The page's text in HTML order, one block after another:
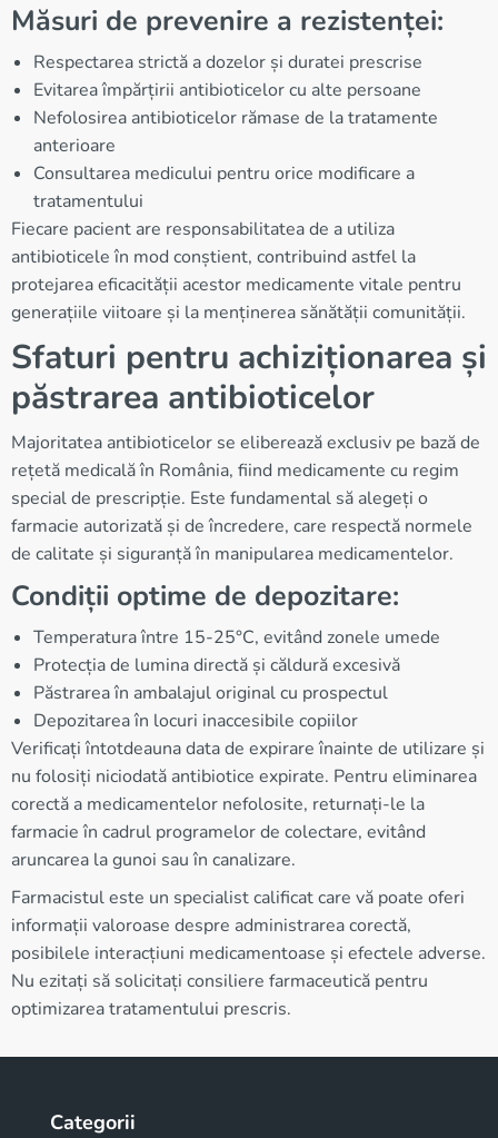
Măsuri de prevenire a rezistenței:
Respectarea strictă a dozelor și duratei prescrise
Evitarea împărțirii antibioticelor cu alte persoane
Nefolosirea antibioticelor rămase de la tratamente
anterioare
Consultarea medicului pentru orice modificare a
tratamentului
Fiecare pacient are responsabilitatea de a utiliza
antibioticele în mod conștient, contribuind astfel la
protejarea eficacității acestor medicamente vitale pentru
generațiile viitoare și la menținerea sănătății comunității.
Sfaturi pentru achiziționarea și
păstrarea antibioticelor
Majoritatea antibioticelor se eliberează exclusiv pe bază de
rețetă medicală în România, fiind medicamente cu regim
special de prescripție. Este fundamental să alegeți o
farmacie autorizată și de încredere, care respectă normele
de calitate și siguranță în manipularea medicamentelor.
Condiții optime de depozitare:
Temperatura între 15-25°C, evitând zonele umede
Protecția de lumina directă și căldură excesivă
Păstrarea în ambalajul original cu prospectul
Depozitarea în locuri inaccesibile copiilor
Verificați întotdeauna data de expirare înainte de utilizare și
nu folosiți niciodată antibiotice expirate. Pentru eliminarea
corectă a medicamentelor nefolosite, returnați-le la
farmacie în cadrul programelor de colectare, evitând
aruncarea la gunoi sau în canalizare.
Farmacistul este un specialist calificat care vă poate oferi
informații valoroase despre administrarea corectă,
posibilele interacțiuni medicamentoase și efectele adverse.
Nu ezitați să solicitați consiliere farmaceutică pentru
optimizarea tratamentului prescris.
Categorii